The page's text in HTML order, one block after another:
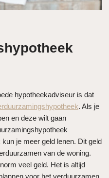
hypotheekadviseur is dat
. Als je
en deze wilt gaan
je meer geld lenen. Dit geld
van de woning.
veel geld. Het is altijd